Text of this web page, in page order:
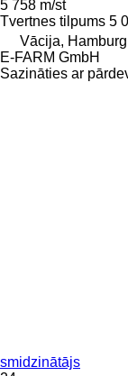
5 758 m/st
Tvertnes tilpums 5
Vācija, Hamburg
E-FARM GmbH
Sazināties ar
smidzinātājs